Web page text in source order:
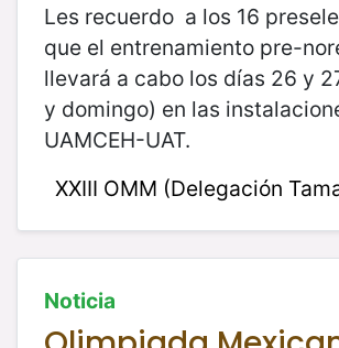
Les recuerdo a los 16
que el entrenamiento pre-
llevará a cabo los días 26 y
y domingo) en las
UAMCEH-UAT.
XXIII OMM (Delegación
Noticia